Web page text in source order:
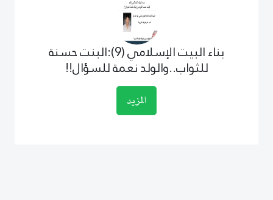
بناء البيت الإسلامي (9):البنت حسنة
للثواب..والولد نعمة للسؤال!!
المزيد